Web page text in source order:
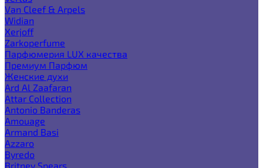
Van Cleef & Arpels
Widian
Xerjoff
Zarkoperfume
Парфюмерия LUX качества
Премиум Парфюм
Женские духи
Ard Al Zaafaran
Attar Collection
Antonio Banderas
Amouage
Armand Basi
Azzaro
Byredo
Britney Spears